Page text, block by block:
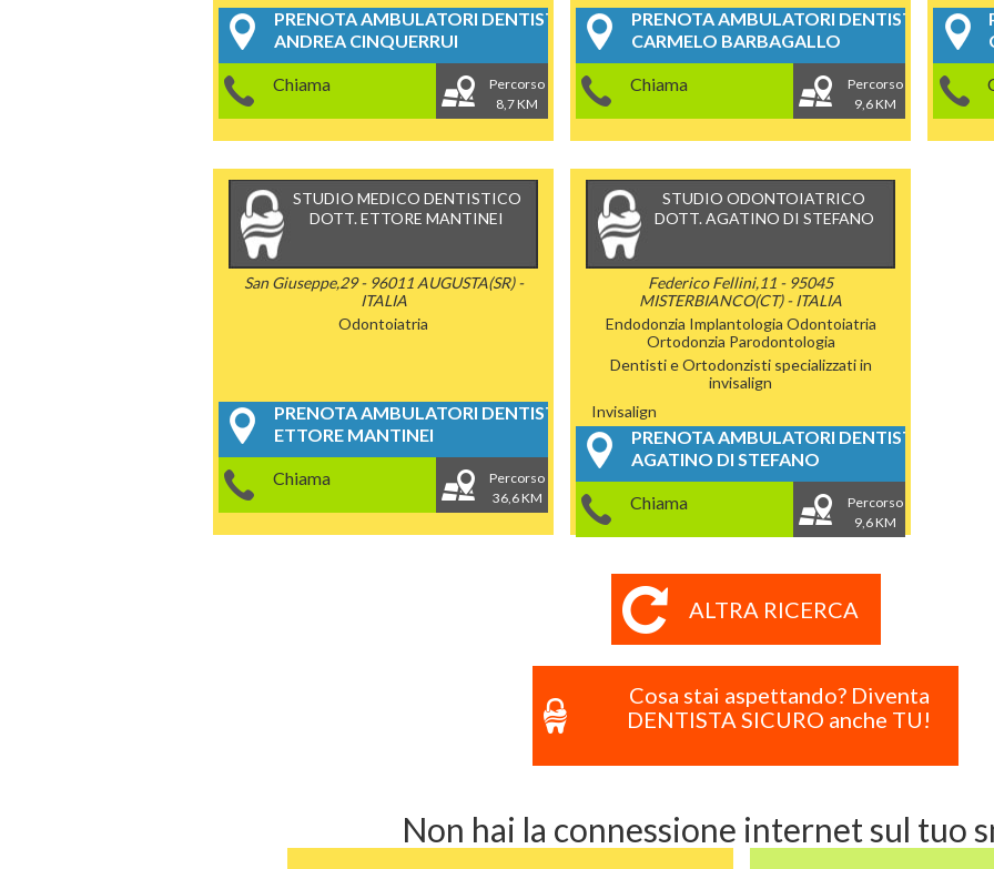
PRENOTA AMBULATORI DENTISTICI
ANDREA CINQUERRUI
Chiama
Percorso
8,7 KM
PRENOTA AMBULATORI DENTISTICI
CARMELO BARBAGALLO
Chiama
Percorso
9,6 KM
STUDIO MEDICO DENTISTICO
DOTT. ETTORE MANTINEI
San Giuseppe,29 - 96011 AUGUSTA(SR) -
ITALIA
Odontoiatria
PRENOTA AMBULATORI DENTISTICI
ETTORE MANTINEI
Chiama
Percorso
36,6 KM
STUDIO ODONTOIATRICO
DOTT. AGATINO DI STEFANO
Federico Fellini,11 - 95045
MISTERBIANCO(CT) - ITALIA
Endodonzia Implantologia Odontoiatria
Ortodonzia Parodontologia
Dentisti e Ortodonzisti specializzati in
invisalign
Invisalign
PRENOTA AMBULATORI DENTISTICI
AGATINO DI STEFANO
Chiama
Percorso
9,6 KM
ALTRA RICERCA
Cosa stai aspettando? Diventa
DENTISTA SICURO anche TU!
Non hai la connessione internet sul tuo